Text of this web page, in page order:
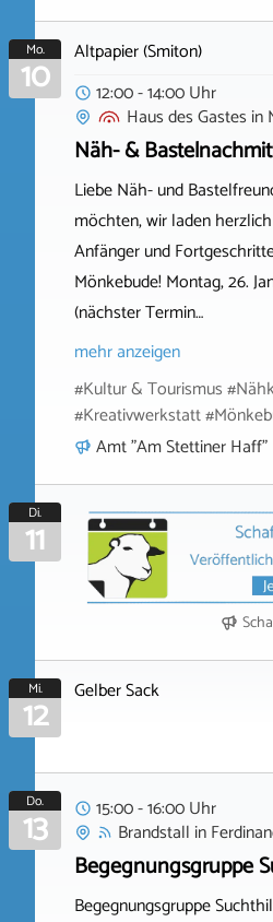
Mo.
10
Altpapier (Smiton)
12:00 - 14:00 Uhr
Haus des Gastes in
Näh- &
Liebe Näh- und
möchten, wir laden
Anfänger und
Mönkebude! Montag, 26.
(nächster Termin…
mehr anzeigen
#Kultur & Tourismus
#Kreativwerkstatt
Amt "Am Stettiner Haff"
Di.
11
Mi.
12 Gelber Sack
Do.
13
15:00 - 16:00 Uhr
Brandstall in
Begegnungsgruppe
Begegnungsgruppe